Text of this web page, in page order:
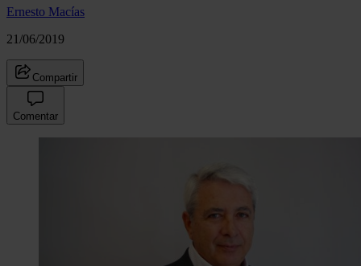
Ernesto Macías
21/06/2019
Compartir
Comentar